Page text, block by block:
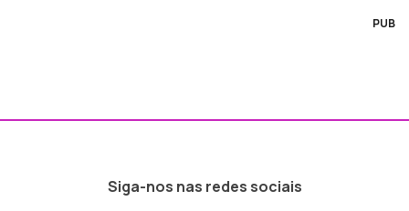
PUB
Siga-nos nas redes sociais